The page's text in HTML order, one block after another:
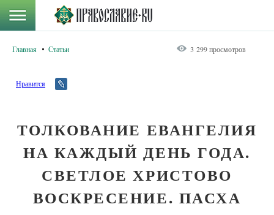
Главная Статьи 3 299 просмотров
Нравится
ТОЛКОВАНИЕ ЕВАНГЕЛИЯ
НА КАЖДЫЙ ДЕНЬ ГОДА.
СВЕТЛОЕ ХРИСТОВО
ВОСКРЕСЕНИЕ. ПАСХА